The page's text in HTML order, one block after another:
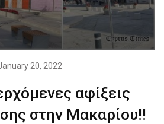
20, 2022
αφίξεις
στην Μακαρίου!!